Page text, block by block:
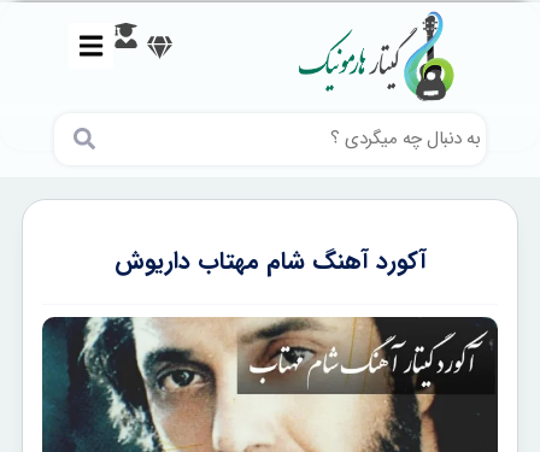
آکورد آهنگ شام مهتاب داریوش